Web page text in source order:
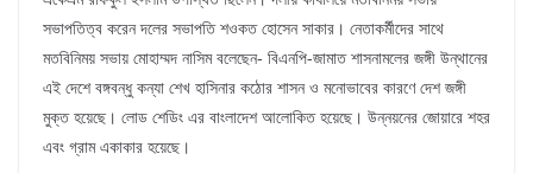
সভাপতিত্ব করেন দলের সভাপতি শওকত হোসেন সাকার। নেতাকর্মীদের সাথে
মতবিনিময় সভায় মোহাম্মদ নাসিম বলেছেন- বিএনপি-জামাত শাসনামলের জঙ্গী উন্থানের
এই দেশে বঙ্গবন্ধু কন্যা শেখ হাসিনার কঠোর শাসন ও মনোভাবের কারণে দেশ জঙ্গী
মুক্ত হয়েছে। লোড শেডিং এর বাংলাদেশ আলোকিত হয়েছে। উন্নয়নের জোয়ারে শহর
এবং গ্রাম একাকার হয়েছে।